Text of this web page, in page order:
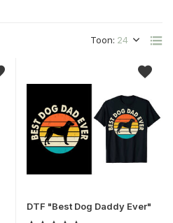
Toon:
DTF "Best Dog Daddy Ever"